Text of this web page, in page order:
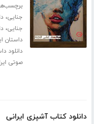
جنایی،
جنایی،
داستان
دانلود
صوتی
دانلود کتاب آشپزی ایرانی